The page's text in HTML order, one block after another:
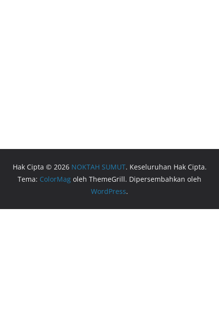
Hak Cipta © 2026 NOKTAH SUMUT. Keseluruhan Hak Cipta.
Tema: ColorMag oleh ThemeGrill. Dipersembahkan oleh
WordPress.